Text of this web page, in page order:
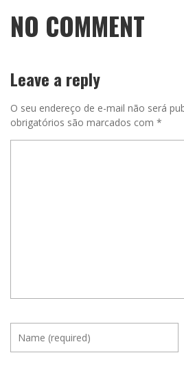
NO COMMENT
Leave a reply
O seu endereço de e-mail não será
obrigatórios são marcados com *